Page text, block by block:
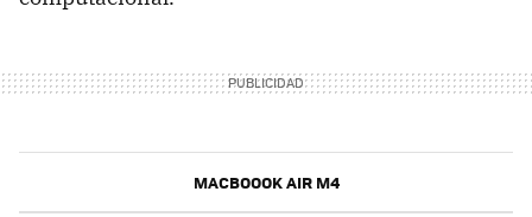
MACBOOOK AIR M4